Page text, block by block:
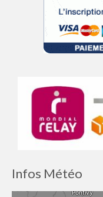
Infos Météo